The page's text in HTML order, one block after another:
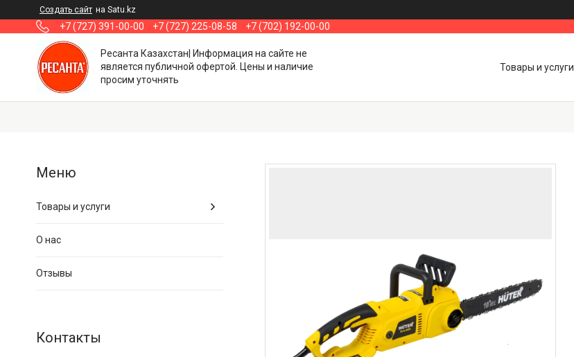
Создать сайт на Satu.kz
+7 (727) 391-00-00 +7 (727) 225-08-58 +7 (702) 192-00-00
Ресанта Казахстан| Информация на сайте не
является публичной офертой. Цены и наличие
просим уточнять
Товары и услуги
Товары и услуги
О нас
Отзывы